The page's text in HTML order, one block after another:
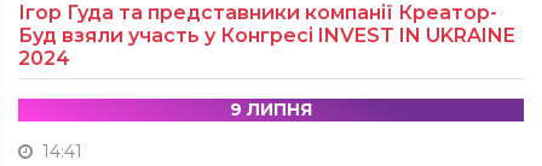
Ігор Гуда та представники компанії Креатор-
Буд взяли участь у Конгресі INVEST IN UKRAINE
2024
9 ЛИПНЯ
14:41